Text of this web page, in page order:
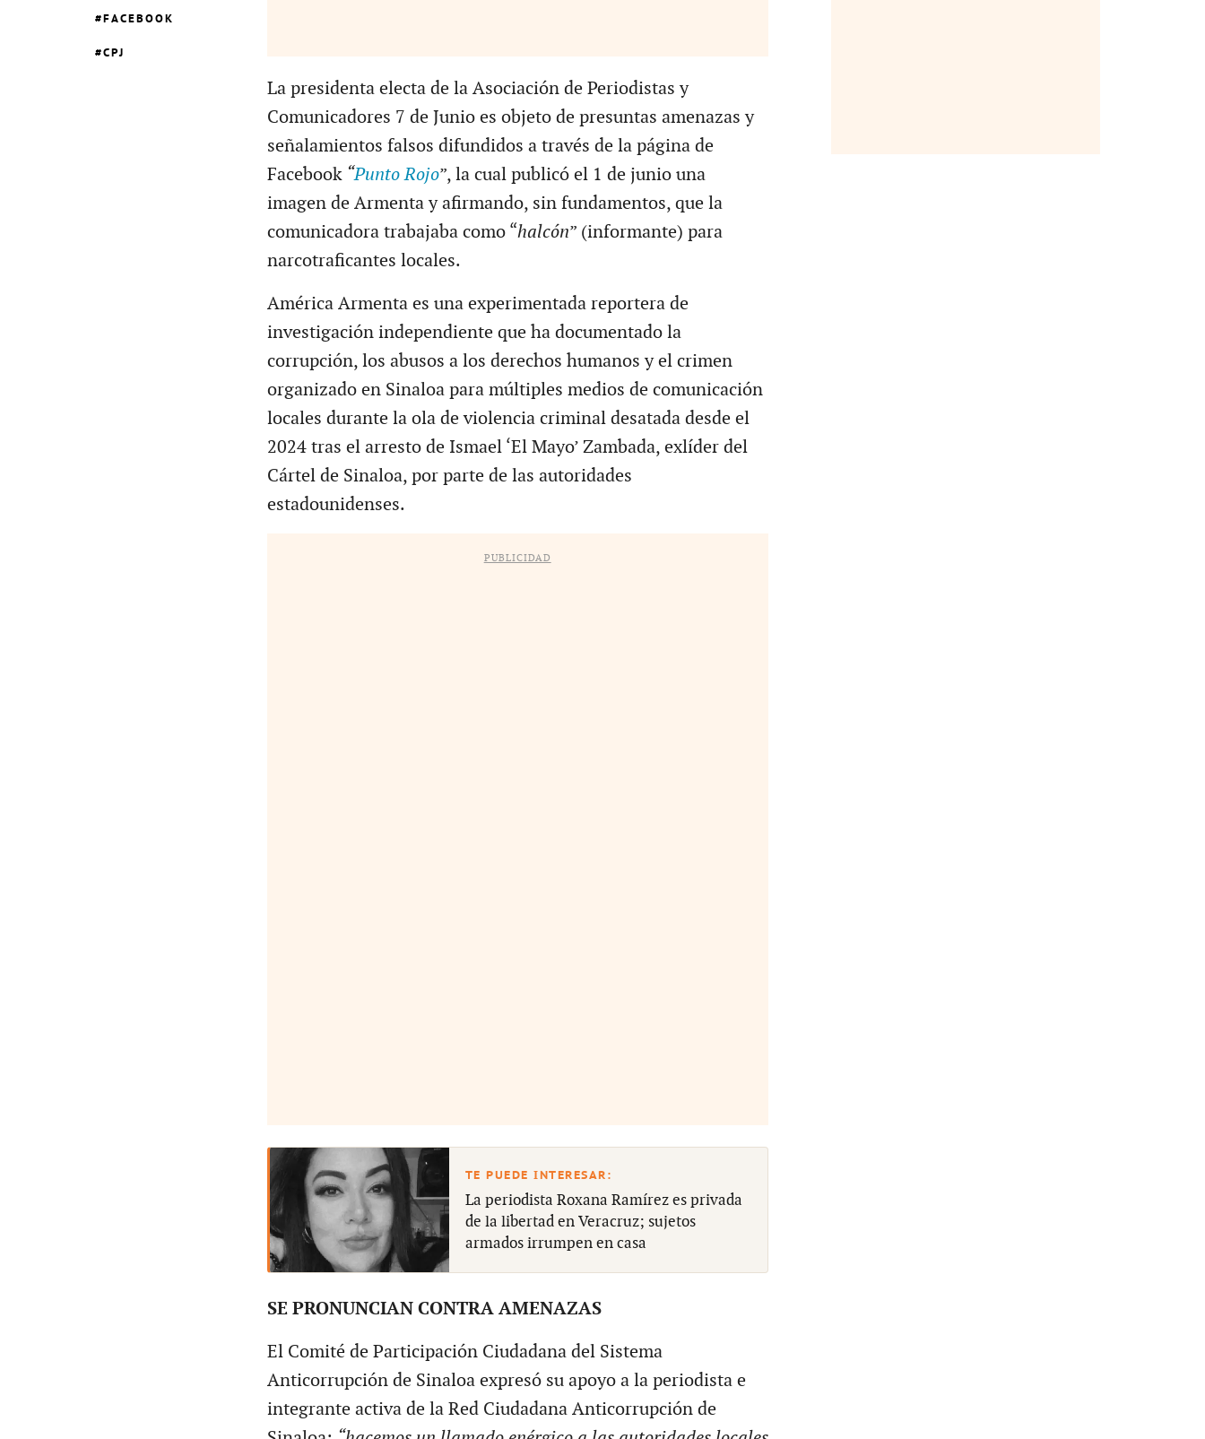
FACEBOOK
CPJ
La presidenta electa de la Asociación de Periodistas y
Comunicadores 7 de Junio es objeto de presuntas amenazas y
señalamientos falsos difundidos a través de la página de
Facebook “Punto Rojo”, la cual publicó el 1 de junio una
imagen de Armenta y afirmando, sin fundamentos, que la
comunicadora trabajaba como “halcón” (informante) para
narcotraficantes locales.
América Armenta es una experimentada reportera de
investigación independiente que ha documentado la
corrupción, los abusos a los derechos humanos y el crimen
organizado en Sinaloa para múltiples medios de comunicación
locales durante la ola de violencia criminal desatada desde el
2024 tras el arresto de Ismael ‘El Mayo’ Zambada, exlíder del
Cártel de Sinaloa, por parte de las autoridades
estadounidenses.
PUBLICIDAD
La periodista Roxana Ramírez es privada
de la libertad en Veracruz; sujetos
armados irrumpen en casa
SE PRONUNCIAN CONTRA AMENAZAS
El Comité de Participación Ciudadana del Sistema
Anticorrupción de Sinaloa expresó su apoyo a la periodista e
integrante activa de la Red Ciudadana Anticorrupción de